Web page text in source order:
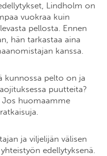
Lindholm on
vuokraa kuin
pellosta. Ennen
hän tarkastaa aina
kanssa.
kunnossa pelto on ja
puutteita?
huomaamme
ja viljelijän välisen
edellytyksenä.